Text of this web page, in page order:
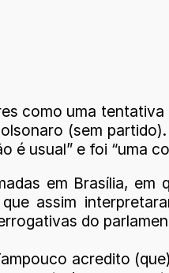
como uma
(sem
usual” e foi “uma
em Brasília, em
assim
do
acredito